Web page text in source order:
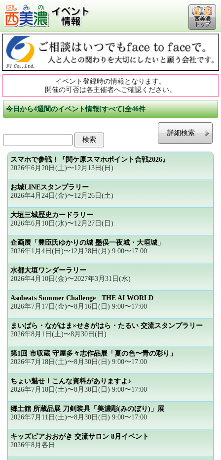
西美濃
トップ
イベント登録時の情報となります。
開催の可否は各主催者へご確認ください。
今日から4週間のイベント情報[すべて]全46件
詳細検索
スマホで参戦！『関ケ原スマホポイント合戦2026』
2026年6月20日(土)〜12月13日(日)
お城LINEスタンプラリー
2026年4月24日(金)〜12月26日(土)
大垣三城歴史カードラリー
2026年6月10日(水)〜12月27日(日)
企画展「豊臣氏ゆかりの城 墨俣一夜城・大垣城」
2026年1月4日(日)〜12月28日(月) 9:00〜17:00
水都大垣ワンダーラリー
2026年4月10日(金)〜2027年3月31日(水)
Asobeats Summer Challenge −THE AI WORLD−
2026年7月17日(金)〜8月16日(日) 9:00〜17:00
まいばら・ながはま×せきがはら・たるい 交流スタンプラリー
2026年8月1日(土)〜8月30日(日)
第1回 市収蔵 守屋多々志作品展「夏の色〜青の彩り」
2026年7月18日(土)〜8月30日(日) 9:00〜17:00
ちょい魅せ！こんな資料がありますよ♪
2026年7月18日(土)〜8月30日(日) 9:00〜17:00
郷土館 所蔵品展 刀剣装具「美濃彫(みのぼり)」展
2026年7月11日(土)〜8月30日(日) 9:00〜17:00
キッズピアおおがき 交流サロン 8月イベント
2026年8月各日